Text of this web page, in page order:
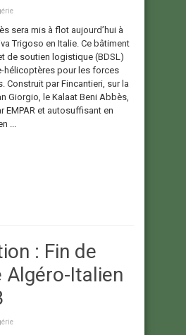
sera mis à flot aujourd’hui à
Trigoso en Italie. Ce bâtiment
de soutien logistique (BDSL)
hélicoptères pour les forces
Construit par Fincantieri, sur la
Giorgio, le Kalaat Beni Abbès,
EMPAR et autosuffisant en
...
: Fin de
Algéro-Italien